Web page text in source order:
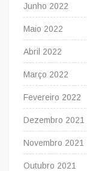
Junho 2022
Maio 2022
Abril 2022
Março 2022
Fevereiro 2022
Dezembro 2021
Novembro 2021
Outubro 2021